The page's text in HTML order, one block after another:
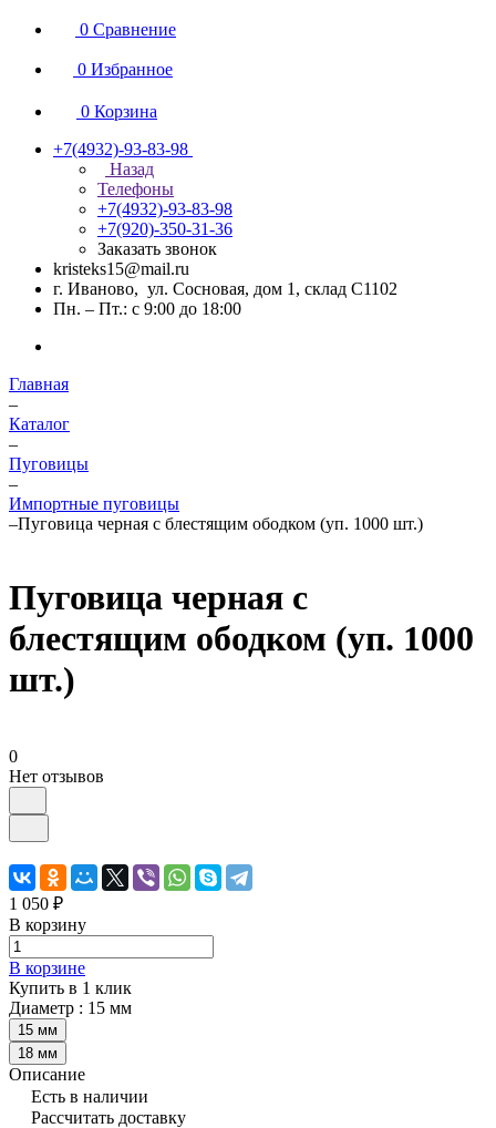
0 Сравнение
0 Избранное
0 Корзина
+7(4932)-93-83-98
Назад
Телефоны
+7(4932)-93-83-98
+7(920)-350-31-36
Заказать звонок
kristeks15@mail.ru
г. Иваново, ул. Сосновая, дом 1, склад С1102
Пн. – Пт.: с 9:00 до 18:00
Главная
–
Каталог
–
Пуговицы
–
Импортные пуговицы
–Пуговица черная с блестящим ободком (уп. 1000 шт.)
Пуговица черная с
блестящим ободком (уп. 1000
шт.)
0
Нет отзывов
1 050 ₽
В корзину
В корзине
Купить в 1 клик
Диаметр : 15 мм
15 мм
18 мм
Описание
Есть в наличии
Рассчитать доставку